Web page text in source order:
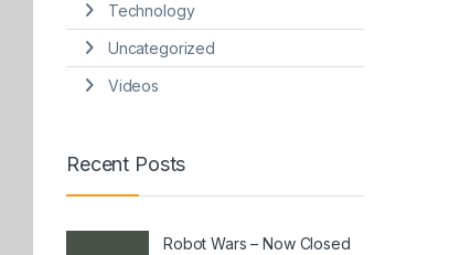
Technology
Uncategorized
Videos
Recent Posts
Robot Wars – Now Closed